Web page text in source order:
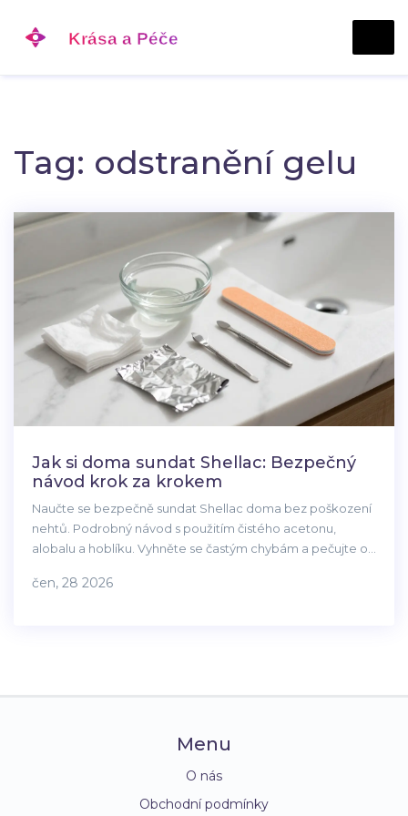
Tag: odstranění gelu
Jak si doma sundat Shellac: Bezpečný
návod krok za krokem
Naučte se bezpečně sundat Shellac doma bez poškození
nehtů. Podrobný návod s použitím čistého acetonu,
alobalu a hoblíku. Vyhněte se častým chybám a pečujte o
čen, 28 2026
Menu
O nás
Obchodní podmínky